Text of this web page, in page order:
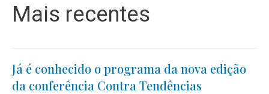
Mais recentes
Já é conhecido o programa da nova edição
da conferência Contra Tendências